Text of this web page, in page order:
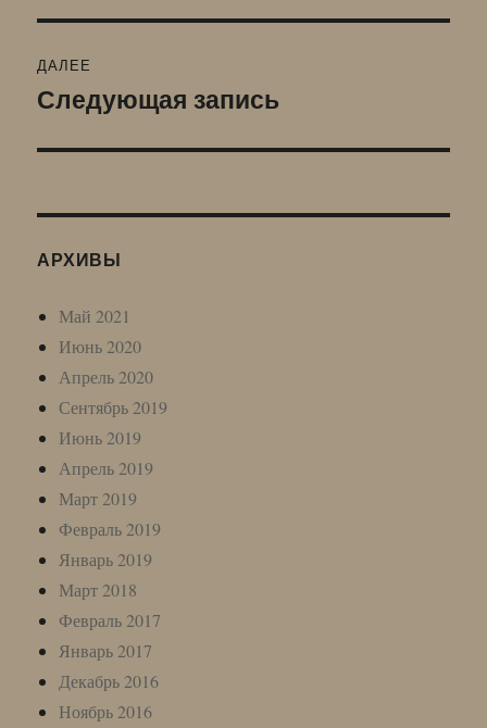
ДАЛЕЕ
Следующая
Следующая запись
АРХИВЫ
Май 2021
Июнь 2020
Апрель 2020
Сентябрь 2019
Июнь 2019
Апрель 2019
Март 2019
Февраль 2019
Январь 2019
Март 2018
Февраль 2017
Январь 2017
Декабрь 2016
Ноябрь 2016